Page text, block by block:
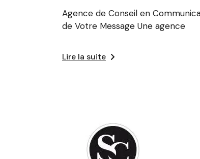
Agence de Conseil en
de Votre Message Une agence
Lire la suite